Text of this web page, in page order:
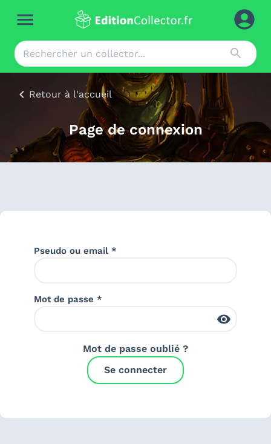
Retour à l'accueil
Page de connexion
Pseudo ou email *
Mot de passe *
Mot de passe oublié ?
Se connecter